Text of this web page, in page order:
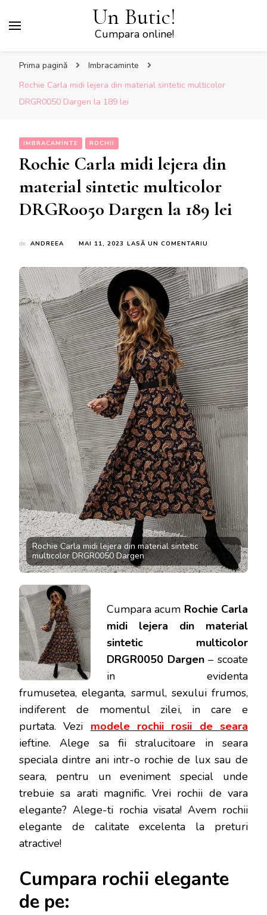
Un Butic!
Cumpara online!
Prima pagină
Imbracaminte
Rochie Carla midi lejera din material sintetic multicolor
DRGR0050 Dargen la 189 lei
IMBRACAMINTE ROCHII
Rochie Carla midi lejera din
material sintetic multicolor
DRGR0050 Dargen la 189 lei
de ANDREEA MAI 11, 2023 LASĂ UN COMENTARIU
MIDI
LEJERA
DIN
MATERIAL
SINTETIC
MULTICOLOR
DRGR0050
DARGEN
LA
189
LEI
Rochie Carla midi lejera din material sintetic
multicolor DRGR0050 Dargen
Cumpara acum Rochie Carla
midi lejera din material
sintetic multicolor
DRGR0050 Dargen– scoate
in evidenta
frumusetea, eleganta, sarmul, sexului frumos,
indiferent de momentul zilei, in care e
purtata. Vezi modele rochii rosii de seara
ieftine. Alege sa fii stralucitoare in seara
speciala dintre ani intr-o rochie de lux sau de
seara, pentru un eveniment special unde
trebuie sa arati magnific. Vrei rochii de vara
elegante? Alege-ti rochia visata! Avem rochii
elegante de calitate excelenta la preturi
atractive!
Cumpara rochii elegante
de pe: